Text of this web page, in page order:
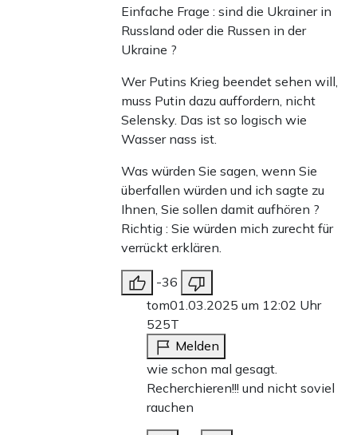
Einfache Frage : sind die Ukrainer in
Russland oder die Russen in der
Ukraine ?
Wer Putins Krieg beendet sehen will,
muss Putin dazu auffordern, nicht
Selensky. Das ist so logisch wie
Wasser nass ist.
Was würden Sie sagen, wenn Sie
überfallen würden und ich sagte zu
Ihnen, Sie sollen damit aufhören ?
Richtig : Sie würden mich zurecht für
verrückt erklären.
-36
tom01.03.2025 um 12:02 Uhr
525T
Melden
wie schon mal gesagt.
Recherchieren!!! und nicht soviel
rauchen